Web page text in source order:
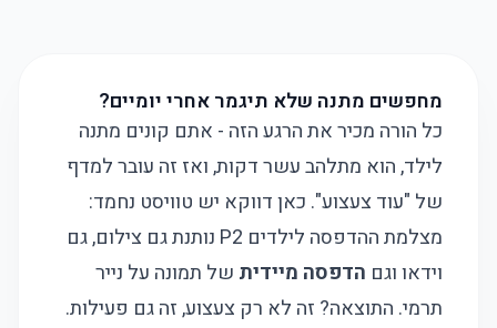
מחפשים מתנה שלא תיגמר אחרי יומיים?
כל הורה מכיר את הרגע הזה - אתם קונים מתנה
לילד, הוא מתלהב עשר דקות, ואז זה עובר למדף
של "עוד צעצוע". כאן דווקא יש טוויסט נחמד:
מצלמת ההדפסה לילדים P2 נותנת גם צילום, גם
וידאו וגם הדפסה מיידית של תמונה על נייר
תרמי. התוצאה? זה לא רק צעצוע, זה גם פעילות.